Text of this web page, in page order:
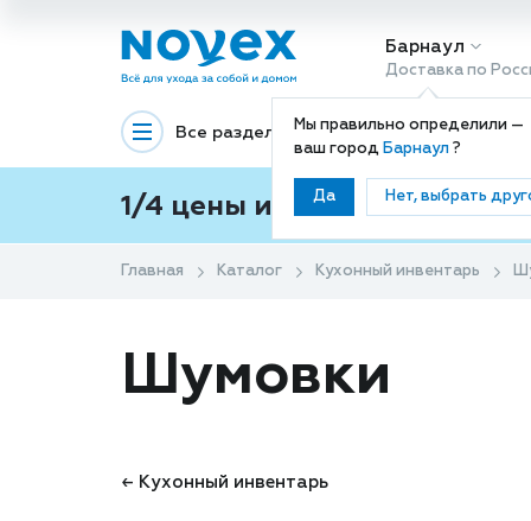
Барнаул
Доставка по
Мы правильно определили —
ваш город Барнаул?
Да Нет, выбрать
Все разделы Декоративная
1/4 цены и покупки ваши с
Главная Каталог Кухонный инвентарь
Шумовки
← Кухонный инвентарь